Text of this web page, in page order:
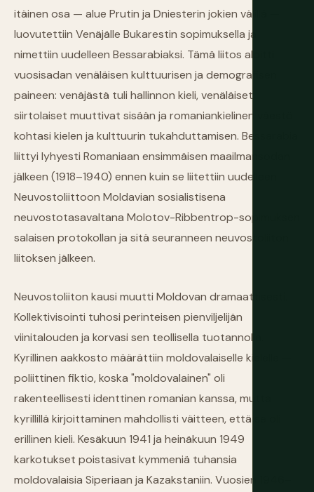
itäinen osa — alue Prutin ja Dniesterin jokien välillä —
luovutettiin Venäjälle Bukarestin sopimuksella ja
nimettiin uudelleen Bessarabiaksi. Tämä liitos aloitti
vuosisadan venäläisen kulttuurisen ja demografisen
paineen: venäjästä tuli hallinnon kieli, venäläiset
siirtolaiset muuttivat sisään ja romaniankielinen väestö
kohtasi kielen ja kulttuurin tukahduttamisen. Bessarabia
liittyi lyhyesti Romaniaan ensimmäisen maailmansodan
jälkeen (1918–1940) ennen kuin se liitettiin uudelleen
Neuvostoliittoon Moldavian sosialistisena
neuvostotasavaltana Molotov-Ribbentrop-sopimuksen
salaisen protokollan ja sitä seuranneen neuvostoliiton
liitoksen jälkeen.
Neuvostoliiton kausi muutti Moldovan dramaattisesti.
Kollektivisointi tuhosi perinteisen pienviljelijän
viinitalouden ja korvasi sen teollisella tuotannolla.
Kyrillinen aakkosto määrättiin moldovalaiselle kielelle —
poliittinen fiktio, koska "moldovalainen" oli
rakenteellisesti identtinen romanian kanssa, mutta
kyrillillä kirjoittaminen mahdollisti väitteen, että se oli
erillinen kieli. Kesäkuun 1941 ja heinäkuun 1949
karkotukset poistasivat kymmeniä tuhansia
moldovalaisia Siperiaan ja Kazakstaniin. Vuosien 1946–